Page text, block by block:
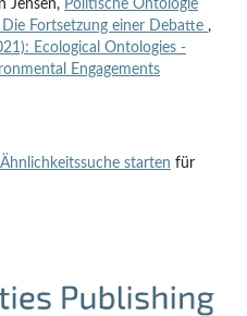
Jensen, Politische Ontologie
Fortsetzung einer Debatte ,
Ecological Ontologies -
Engagements
starten für